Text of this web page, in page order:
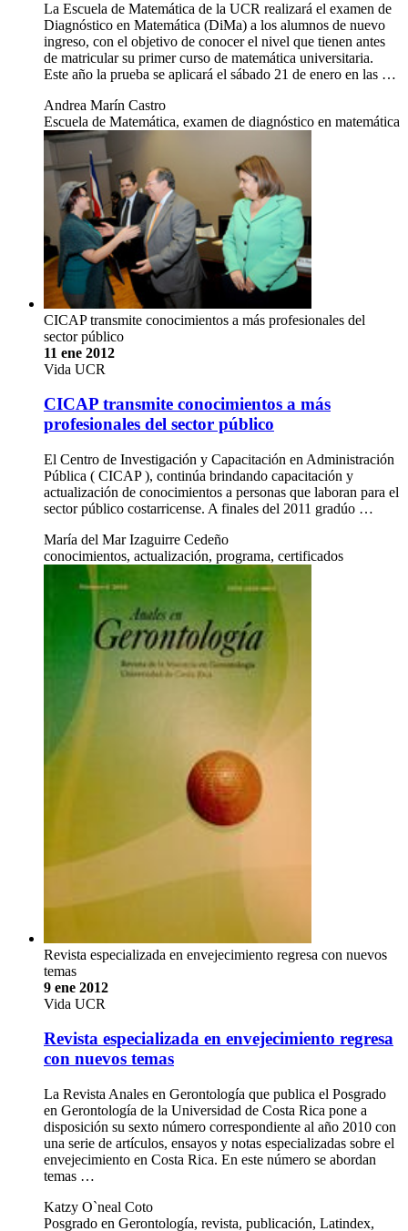
La Escuela de Matemática de la UCR realizará el examen de
Diagnóstico en Matemática (DiMa) a los alumnos de nuevo
ingreso, con el objetivo de conocer el nivel que tienen antes
de matricular su primer curso de matemática universitaria.
Este año la prueba se aplicará el sábado 21 de enero en las …
Andrea Marín Castro
Escuela de Matemática, examen de diagnóstico en matemática
CICAP transmite conocimientos a más profesionales del
sector público
11 ene 2012
Vida UCR
CICAP transmite conocimientos a más
profesionales del sector público
El Centro de Investigación y Capacitación en Administración
Pública ( CICAP ), continúa brindando capacitación y
actualización de conocimientos a personas que laboran para el
sector público costarricense. A finales del 2011 gradúo …
María del Mar Izaguirre Cedeño
conocimientos, actualización, programa, certificados
Revista especializada en envejecimiento regresa con nuevos
temas
9 ene 2012
Vida UCR
Revista especializada en envejecimiento regresa
con nuevos temas
La Revista Anales en Gerontología que publica el Posgrado
en Gerontología de la Universidad de Costa Rica pone a
disposición su sexto número correspondiente al año 2010 con
una serie de artículos, ensayos y notas especializadas sobre el
envejecimiento en Costa Rica. En este número se abordan
temas …
Katzy O`neal Coto
Posgrado en Gerontología, revista, publicación, Latindex,